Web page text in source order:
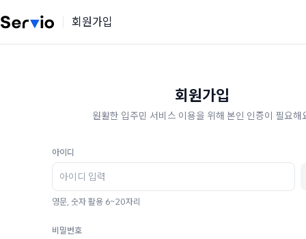
회원가입
회원가입
원활한 입주민 서비스 이용을 위해 본인 인증이 필요해
아이디
영문, 숫자 활용 6~20자리
비밀번호